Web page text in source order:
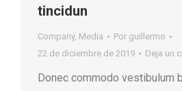
tincidun
Company, Media Por guillermo
22 de diciembre de 2019
Deja un
Donec commodo vestibulum